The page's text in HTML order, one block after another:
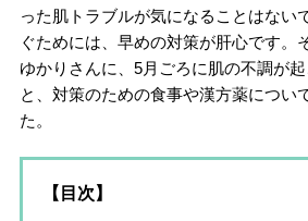
った肌トラブルが気になることはない
ぐためには、早めの対策が肝心です。
ゆかりさんに、5月ごろに肌の不調が
と、対策のための食事や漢方薬につい
た。
【目次】